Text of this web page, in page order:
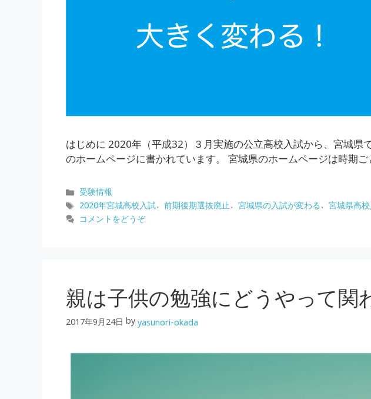
はじめに 2020年（平成32）３月実施の公立高校入試から、宮城
のホームページに書かれています。 宮城県のホームページは時期
カ
テ
ゴ
受験情報
タ
グ
2020年宮城高校入試、前期後期選抜廃止、宮城県の入試が変わる、宮城県高
コメントをどうぞ
親は子供の勉強にどうやって関
2017年9月24日 by yasunori-okada